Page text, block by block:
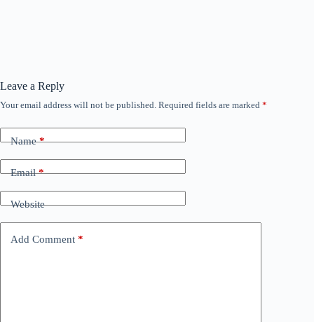
Leave a Reply
Your email address will not be published. Required fields are marked *
Name*
Email*
Website
Add Comment *